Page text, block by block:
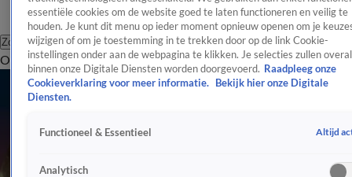
Zoeken
OverzichtEntertainmentSpraakmakendRealityCrimeVideo's
essentiële cookies om de website goed te laten functioneren en veilig te
houden. Je kunt dit menu op ieder moment opnieuw openen om je
wijzigen of om je toestemming in te trekken door op de link Cookie-
instellingen onder aan de webpagina te klikken. Je selecties zullen overal
binnen onze Digitale Diensten worden doorgevoerd. Raadpleeg onze
Cookieverklaring voor meer informatie.
Bekijk hier onze Digitale
Diensten.
Functioneel & Essentieel Altijd
Analytisch